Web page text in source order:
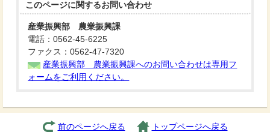
このページに関するお問い合わせ
産業振興部 農業振興課
電話：0562-45-6225
ファクス：0562-47-7320
産業振興部 農業振興課へのお問い合わせは専用フ
ォームをご利用ください。
前のページへ戻る トップページへ戻る